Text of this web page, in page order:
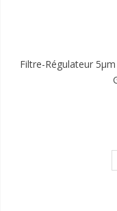
Filtre-Régulateur